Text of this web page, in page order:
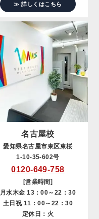
≫ 詳しくはこちら
名古屋校
愛知県名古屋市東区東桜
1-10-35-602号
0120-649-758
[営業時間]
月水木金 13：00～22：30
土日祝 11：00～22：30
定休日：火